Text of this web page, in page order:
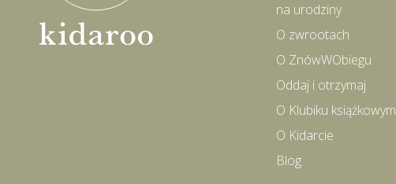
na urodziny
O zwrootach
O ZnówWObiegu
Oddaj i otrzymaj
O Klubiku książkowym
O Kidarcie
Blog